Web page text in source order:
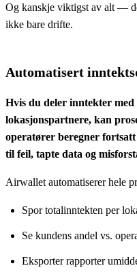
Og kanskje viktigst av alt —
ikke bare drifte.
Automatisert
Hvis du deler inntekter med
lokasjonspartnere, kan
operatører beregner
til feil, tapte data og
Airwallet automatiserer hele
Spor totalinntekten per
Se kundens andel vs.
Eksporter rapporter